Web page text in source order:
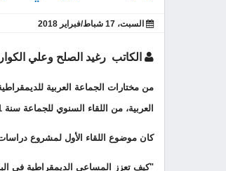
السبت، 17 شباط/فبراير 2018
الكاتب رغيد الصلح وعلي
من مختارات الجماعة العربية
العربية، من اللقاء السنوي للجماعة سنة 1991.
كان موضوع اللقاء الأول لمشروع
"كيف تعزز المساعي الديمقراطية في